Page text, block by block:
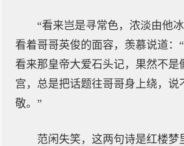
“看来岂是寻常色，浓淡由他
看着哥哥英俊的面容，羡慕说道：“
看来那皇帝大爱石头记，果然不是
宫，总是把话题往哥哥身上绕，说
敬。”
范闲失笑，这两句诗是红楼梦